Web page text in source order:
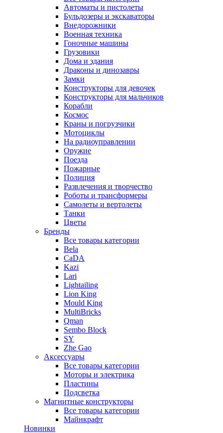
Автоматы и пистолеты
Бульдозеры и экскаваторы
Внедорожники
Военная техника
Гоночные машины
Грузовики
Дома и здания
Драконы и динозавры
Замки
Конструкторы для девочек
Конструкторы для мальчиков
Корабли
Космос
Краны и погрузчики
Мотоциклы
На радиоуправлении
Оружие
Поезда
Пожарные
Полиция
Развлечения и творчество
Роботы и трансформеры
Самолеты и вертолеты
Танки
Цветы
Бренды
Все товары категории
Bela
CaDA
Kazi
Lari
Lightailing
Lion King
Mould King
MultiBricks
Qman
Sembo Block
SY
Zhe Gao
Аксессуары
Все товары категории
Моторы и электрика
Пластины
Подсветка
Магнитные конструкторы
Все товары категории
Майнкрафт
Новинки